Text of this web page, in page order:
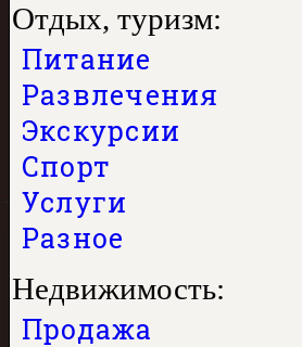
Отдых, туризм:
Питание
Развлечения
Экскурсии
Спорт
Услуги
Разное
Недвижимость:
Продажа